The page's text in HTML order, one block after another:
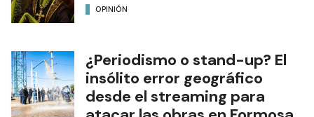
OPINIÓN
¿Periodismo o stand-up? El
insólito error geográfico
desde el streaming para